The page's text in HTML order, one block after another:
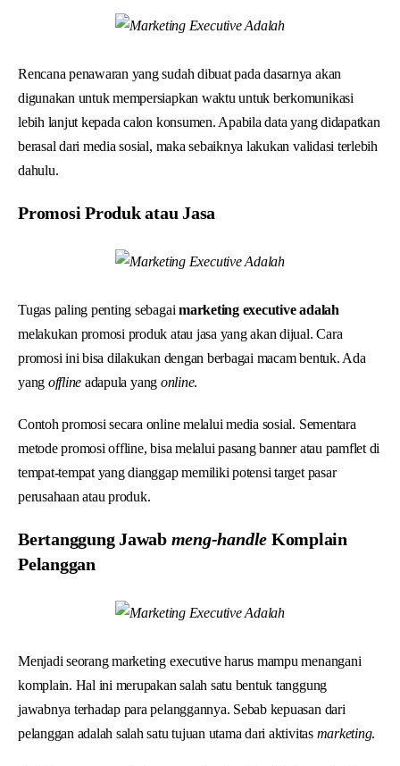
Rencana penawaran yang sudah dibuat pada dasarnya akan
digunakan untuk mempersiapkan waktu untuk berkomunikasi
lebih lanjut kepada calon konsumen. Apabila data yang didapatkan
berasal dari media sosial, maka sebaiknya lakukan validasi terlebih
dahulu.
Promosi Produk atau Jasa
Tugas paling penting sebagaimarketing executive adalah
melakukan promosi produk atau jasa yang akan dijual. Cara
promosi ini bisa dilakukan dengan berbagai macam bentuk. Ada
yang offline adapula yang online.
Contoh promosi secara online melalui media sosial. Sementara
metode promosi offline, bisa melalui pasang banner atau pamflet di
tempat-tempat yang dianggap memiliki potensi target pasar
perusahaan atau produk.
Bertanggung Jawab meng-handle Komplain
Pelanggan
Menjadi seorang marketing executive harus mampu menangani
komplain. Hal ini merupakan salah satu bentuk tanggung
jawabnya terhadap para pelanggannya. Sebab kepuasan dari
pelanggan adalah salah satu tujuan utama dari aktivitas marketing.